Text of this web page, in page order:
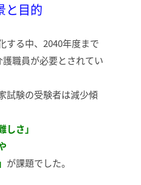
と目的
する中、2040年度まで
職員が必要とされてい
試験の受験者は減少傾
しさ」
が課題でした。